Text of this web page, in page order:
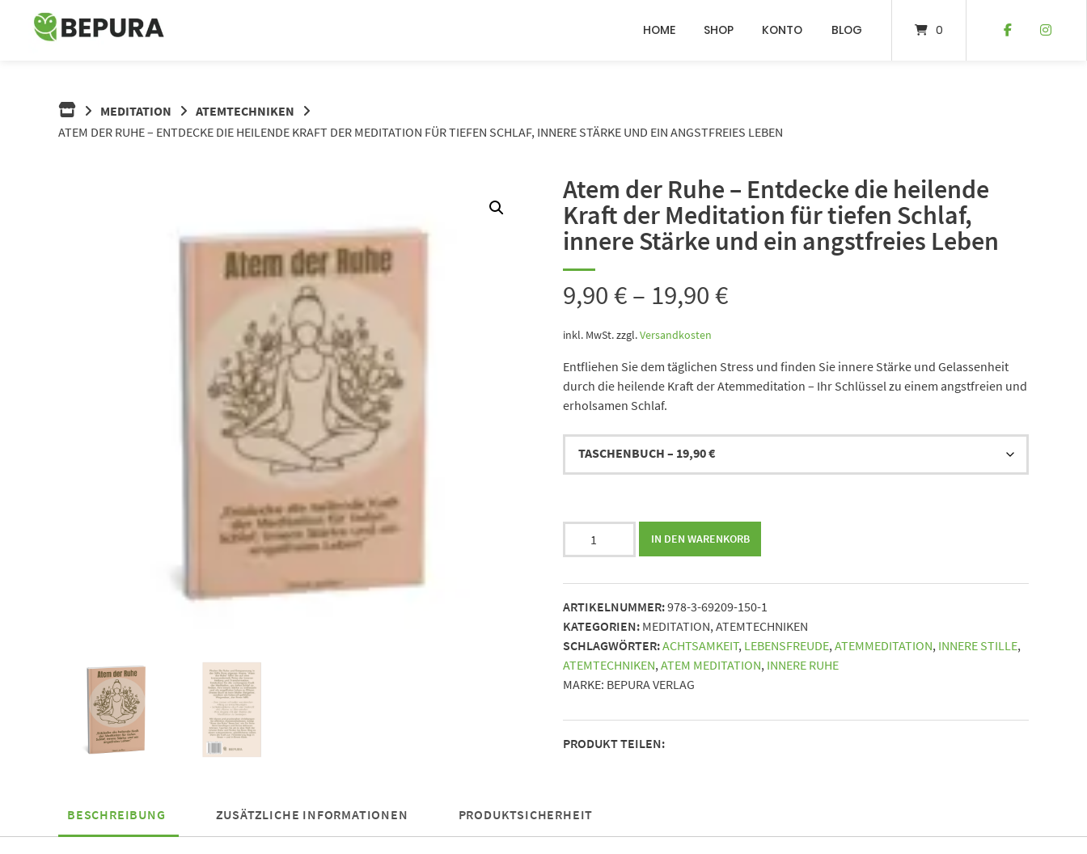
Springe
HOME SHOP KONTO BLOG 0
MEDITATION
ATEMTECHNIKEN
ATEM DER RUHE – ENTDECKE DIE HEILENDE KRAFT DER MEDITATION FÜR TIEFEN SCHLAF, INNERE STÄRKE UND EIN ANGSTFREIES LEBEN
Atem der Ruhe – Entdecke die heilende
Kraft der Meditation für tiefen Schlaf,
innere Stärke und ein angstfreies Leben
9,90€– 19,90€
inkl. MwSt.zzgl.Versandkosten
Entfliehen Sie dem täglichen Stress und finden Sie innere Stärke und Gelassenheit
durch die heilende Kraft der Atemmeditation – Ihr Schlüssel zu einem angstfreien und
erholsamen Schlaf.
-
Entdecke
die
heilende
Kraft
der
für
tiefen
und
ein
IN DEN WARENKORB
ARTIKELNUMMER:978-3-69209-150-1
KATEGORIEN: MEDITATION, ATEMTECHNIKEN
SCHLAGWÖRTER:ACHTSAMKEIT, LEBENSFREUDE, ATEMMEDITATION, INNERE STILLE,
ATEMTECHNIKEN, ATEM MEDITATION, INNERE RUHE
MARKE: BEPURA VERLAG
PRODUKT TEILEN:
BESCHREIBUNG ZUSÄTZLICHE INFORMATIONEN PRODUKTSICHERHEIT